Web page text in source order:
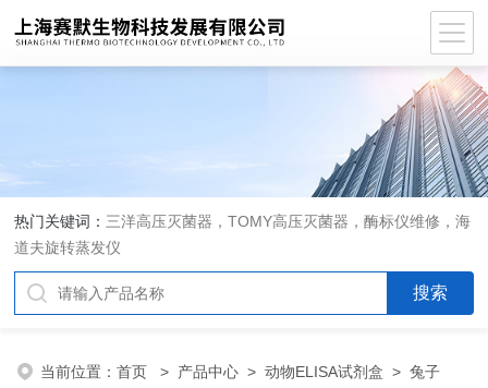
热门关键词： 三洋高压灭菌器，TOMY高压灭菌器，酶标仪维修，海
道夫旋转蒸发仪
当前位置：首页 > 产品中心 >动物ELISA试剂盒 >兔子